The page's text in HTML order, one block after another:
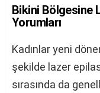
Bikini Bölgesine
Yorumları
Kadınlar yeni
şekilde lazer
sırasında da